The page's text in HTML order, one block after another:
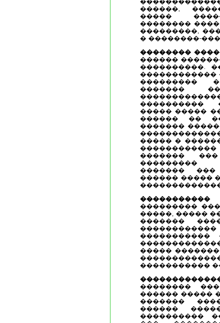
������,
�����
��������
���������,
� ��������-
��������
������
����������.
������������
���������
�������
����������
����� �����
������ ��
�������
����� �
�������
���������
�������
������ �����
���������
�����, �����
�������
�����������
�����
�����������
��������
������ �����
�������
������
����������